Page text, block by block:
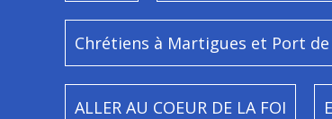
Chrétiens à Martigues et Port de
ALLER AU COEUR DE LA FOI